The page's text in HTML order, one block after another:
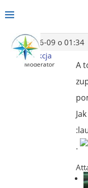
2014-06-09 o 01:34
Redakcja
Moderator
A
.